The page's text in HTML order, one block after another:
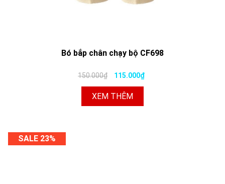
Bó bắp chân chạy bộ CF698
150.000₫ 115.000₫
XEM THÊM
SALE 23%